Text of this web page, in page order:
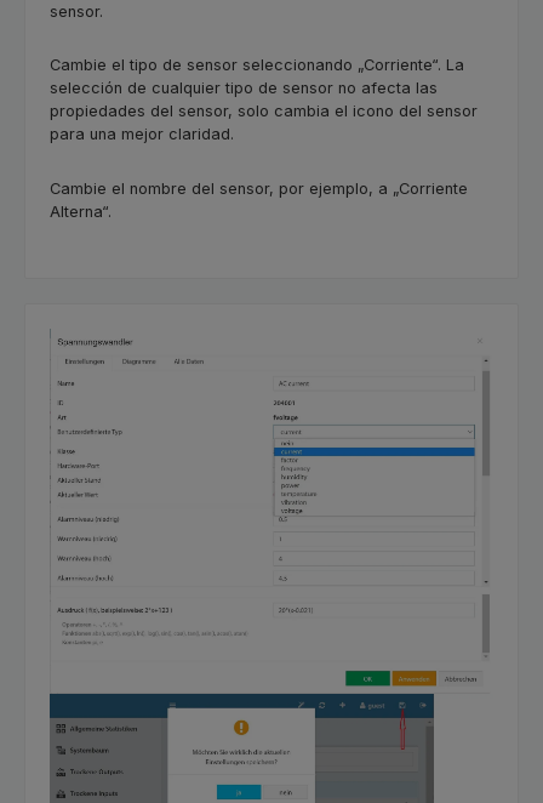
sensor.
Cambie el tipo de sensor seleccionando „Corriente“. La
selección de cualquier tipo de sensor no afecta las
propiedades del sensor, solo cambia el icono del sensor
para una mejor claridad.
Cambie el nombre del sensor, por ejemplo, a „Corriente
Alterna“.